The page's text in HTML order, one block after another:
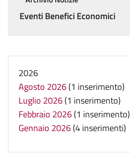
Eventi Benefici Economici
2026
Agosto 2026(1 inserimento)
Luglio 2026(1 inserimento)
Febbraio 2026(1 inserimento)
Gennaio 2026(4 inserimenti)